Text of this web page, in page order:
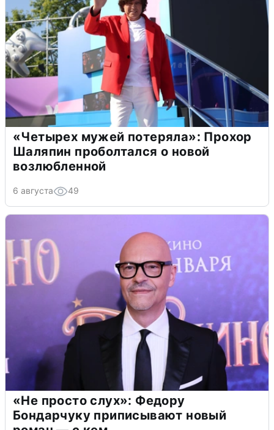
«Четырех мужей потеряла»: Прохор
Шаляпин проболтался о новой
возлюбленной
6 августа 49
«Не просто слух»: Федору
Бондарчуку приписывают новый